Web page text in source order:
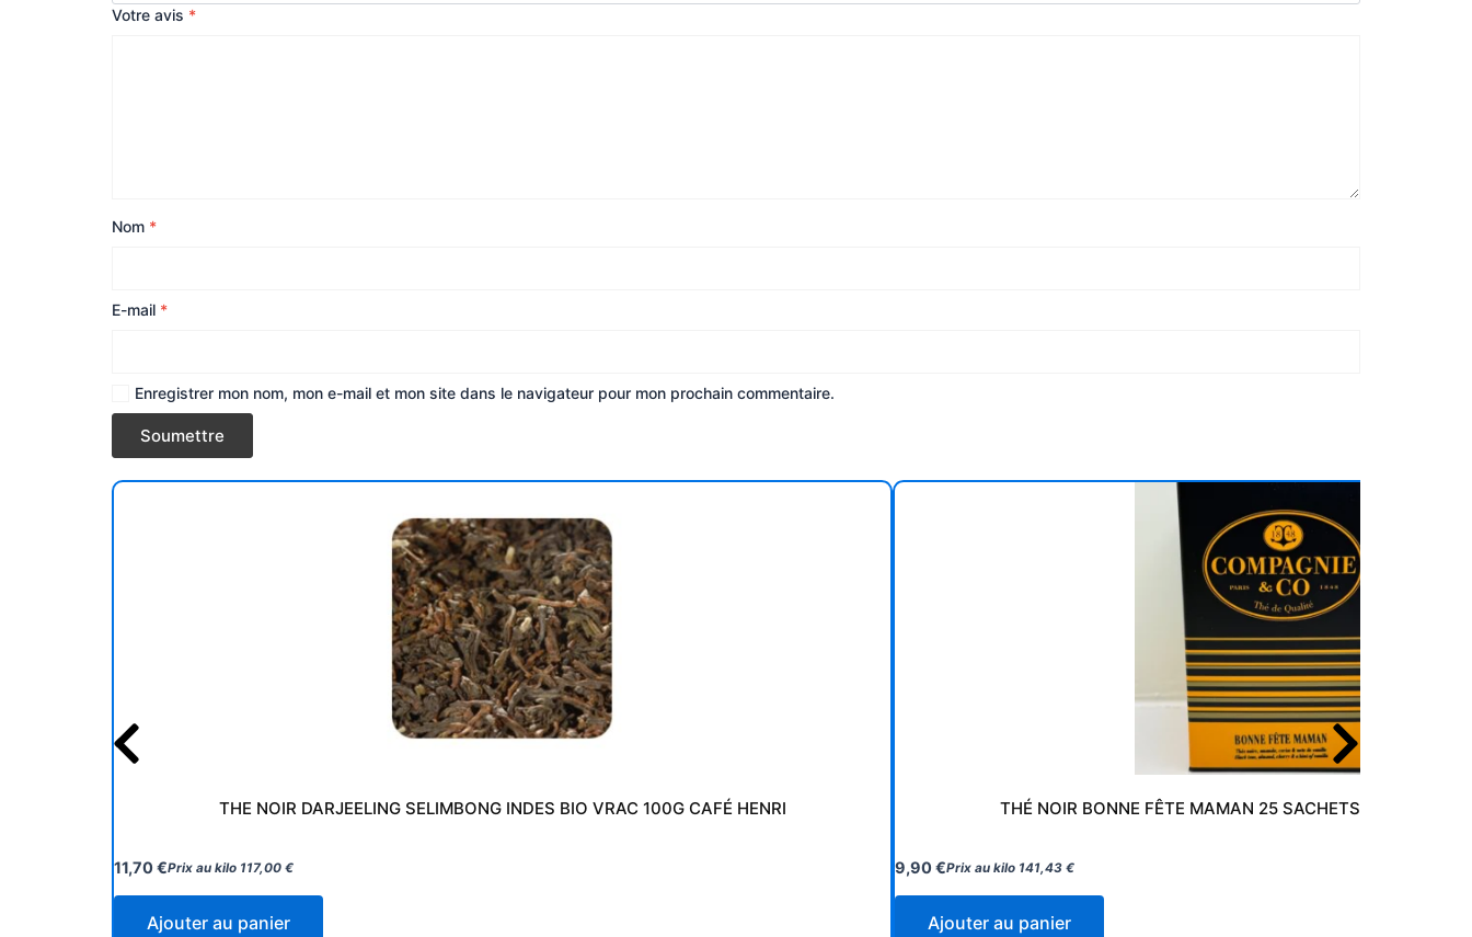
Votre avis *
Nom *
E-mail *
Enregistrer mon nom, mon e-mail et mon site dans le navigateur pour mon prochain commentaire.
THE NOIR DARJEELING SELIMBONG INDES BIO VRAC 100G CAFÉ HENRI
11,70€Prix au kilo 117,00 €
Ajouter au panier
THÉ NOIR BONNE FÊTE MAMAN 25 SACHETS COMPAGNIE
9,90€Prix au kilo 141,43 €
Ajouter au panier